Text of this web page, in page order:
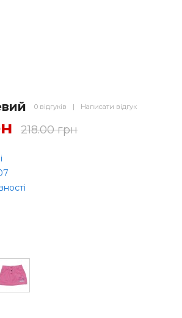
0 відгуків | Написати відгук
218.00 грн